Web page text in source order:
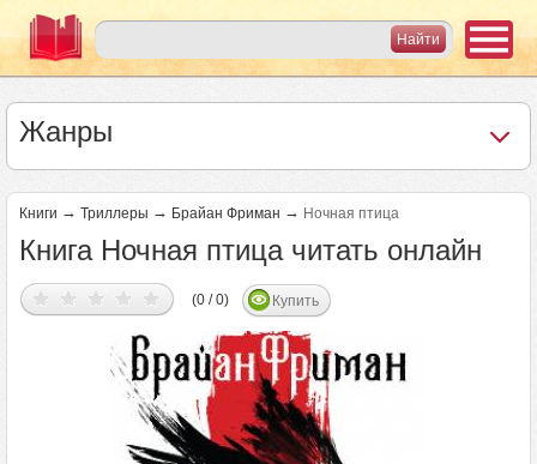
Жанры
Книги → Триллеры → Брайан Фриман → Ночная птица
Книга Ночная птица читать онлайн
(0 / 0) Купить